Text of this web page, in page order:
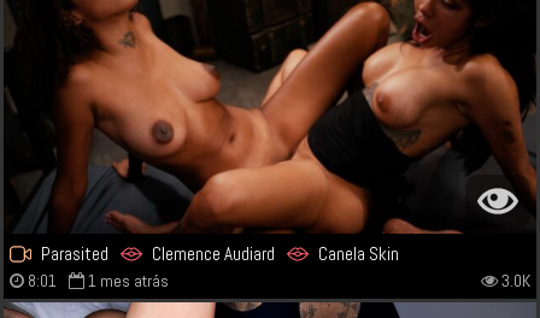
Parasited Clemence Audiard Canela Skin
8:01 1 mes atrás 3.0K